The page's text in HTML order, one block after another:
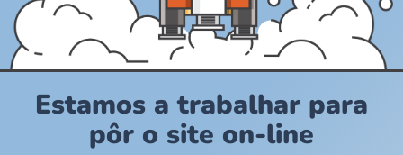
Estamos a trabalhar para
pôr o site on-line